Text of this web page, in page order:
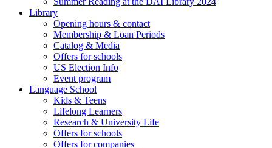
Library
Opening hours & contact
Membership & Loan Periods
Catalog & Media
Offers for schools
US Election Info
Event program
Language School
Kids & Teens
Lifelong Learners
Research & University Life
Offers for schools
Offers for companies